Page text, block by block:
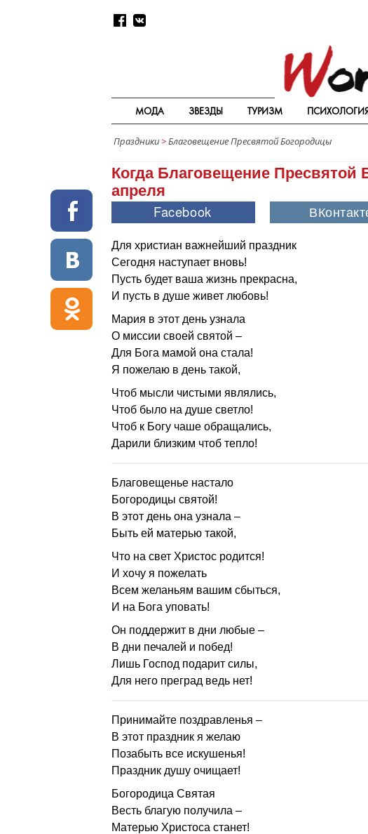
МОДА ЗВЕЗДЫ ТУРИЗМ
Праздники >Благовещение Пресвятой Богородицы
Когда Благовещение
апреля
Для христиан важнейший праздник
Сегодня наступает вновь!
Пусть будет ваша жизнь прекрасна,
И пусть в душе живет любовь!
Мария в этот день узнала
О миссии своей святой –
Для Бога мамой она стала!
Я пожелаю в день такой,
Чтоб мысли чистыми являлись,
Чтоб было на душе светло!
Чтоб к Богу чаше обращались,
Дарили близким чтоб тепло!
Благовещенье настало
Богородицы святой!
В этот день она узнала –
Быть ей матерью такой,
Что на свет Христос родится!
И хочу я пожелать
Всем желаньям вашим сбыться,
И на Бога уповать!
Он поддержит в дни любые –
В дни печалей и побед!
Лишь Господ подарит силы,
Для него преград ведь нет!
Принимайте поздравленья –
В этот праздник я желаю
Позабыть все искушенья!
Праздник душу очищает!
Богородица Святая
Весть благую получила –
Матерью Христоса станет!